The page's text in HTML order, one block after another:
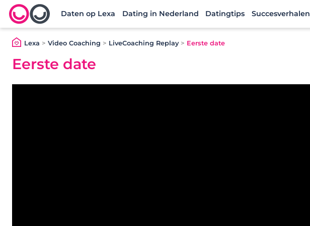
Lexa logo
Daten op Lexa Dating in Nederland Datingtips Succesverhalen
Lexa > Video Coaching > LiveCoaching Replay > Eerste date
Eerste date